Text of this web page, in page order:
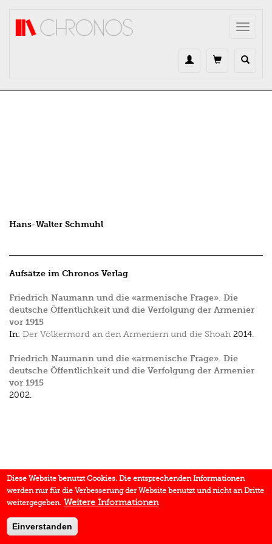
Toggle
Hans-Walter Schmuhl
Aufsätze im Chronos Verlag
Friedrich Naumann und die «armenische Frage». Die
deutsche Öffentlichkeit und die Verfolgung der Armenier
vor 1915
In: Der Völkermord an den Armeniern und die Shoah 2014.
Friedrich Naumann und die «armenische Frage». Die
deutsche Öffentlichkeit und die Verfolgung der Armenier
vor 1915
2002.
Diese Website benutzt Cookies. Die entsprechenden Informationen
werden nur für die Verbesserung der Website benutzt und nicht an Dritte
weitergegeben. Weitere Informationen
Einverstanden